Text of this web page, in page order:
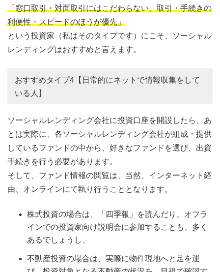
「窓口取引・対面取引にはこだわらない。取引・手続きの
利便性・スピードのほうが優先」
という投資家（私はそのタイプです）にこそ、ソーシャル
レンディングはおすすめと言えます。
おすすめタイプ4【日常的にネットで情報収集をして
いる人】
ソーシャルレンディング会社に投資口座を開設したら、あ
とは実際に、各ソーシャルレンディング会社が組成・提供
しているファンドの中から、好きなファンドを選び、出資
手続きを行う必要があります。
そして、ファンド情報の閲覧は、当然、インターネット経
由、オンラインにて執り行うこととなります。
株式投資の場合は、「四季報」を読んだり、オフラ
インでの投資家向け説明会に参加することも、多く
あるでしょうし、
不動産投資の場合は、実際に物件現地へと足を運